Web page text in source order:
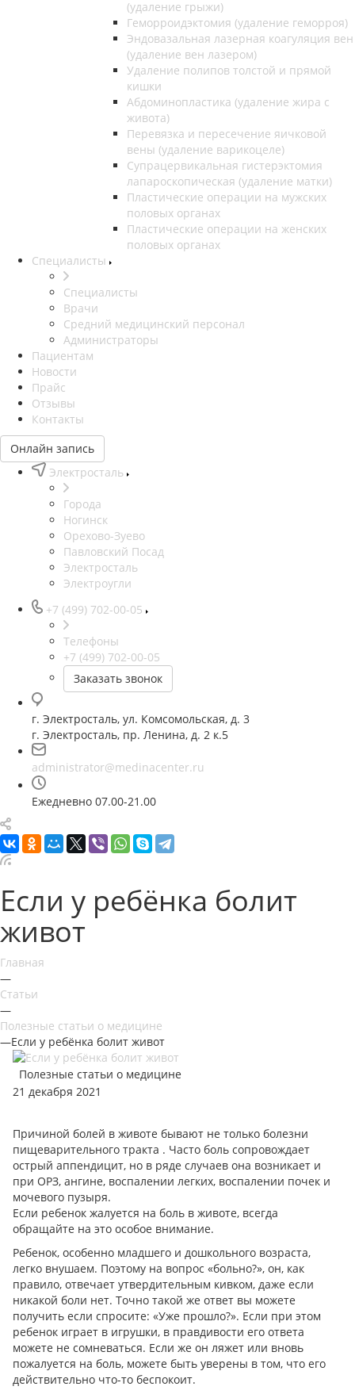
(удаление грыжи)
Геморроидэктомия (удаление геморроя)
Эндовазальная лазерная коагуляция вен
(удаление вен лазером)
Удаление полипов толстой и прямой
кишки
Абдоминопластика (удаление жира с
живота)
Перевязка и пересечение яичковой
вены (удаление варикоцеле)
Супрацервикальная гистерэктомия
лапароскопическая (удаление матки)
Пластические операции на мужских
половых органах
Пластические операции на женских
половых органах
Специалисты
Специалисты
Врачи
Средний медицинский персонал
Администраторы
Пациентам
Новости
Прайс
Отзывы
Контакты
Онлайн запись
Электросталь
Города
Ногинск
Орехово-Зуево
Павловский Посад
Электросталь
Электроугли
+7 (499) 702-00-05
Телефоны
+7 (499) 702-00-05
Заказать звонок
г. Электросталь, ул. Комсомольская, д. 3
г. Электросталь, пр. Ленина, д. 2 к.5
administrator@medinacenter.ru
Ежедневно 07.00-21.00
Если у ребёнка болит
живот
Главная
—
Статьи
—
Полезные статьи о медицине
—Если у ребёнка болит живот
Полезные статьи о медицине
21 декабря 2021
Причиной болей в животе бывают не только болезни
пищеварительного тракта . Часто боль сопровождает
острый аппендицит, но в ряде случаев она возникает и
при ОРЗ, ангине, воспалении легких, воспалении почек и
мочевого пузыря.
Если ребенок жалуется на боль в животе, всегда
обращайте на это особое внимание.
Ребенок, особенно младшего и дошкольного возраста,
легко внушаем. Поэтому на вопрос «больно?», он, как
правило, отвечает утвердительным кивком, даже если
никакой боли нет. Точно такой же ответ вы можете
получить если спросите: «Уже прошло?». Если при этом
ребенок играет в игрушки, в правдивости его ответа
можете не сомневаться. Если же он ляжет или вновь
пожалуется на боль, можете быть уверены в том, что его
действительно что-то беспокоит.